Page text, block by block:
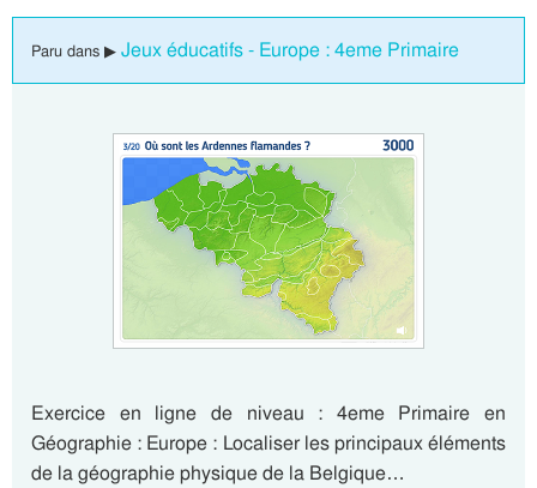
Paru dans ▶ Jeux éducatifs - Europe : 4eme Primaire
Exercice en ligne de niveau : 4eme Primaire en
Géographie : Europe : Localiser les principaux éléments
de la géographie physique de la Belgique…